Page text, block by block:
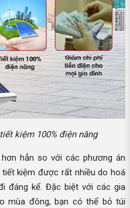
kiệm 100% điện năng
hẳn so với các phương án
tiết kiệm được rất nhiều do hoá
đáng kể. Đặc biệt với các gia
mùa đông, bạn có thể bỏ túi